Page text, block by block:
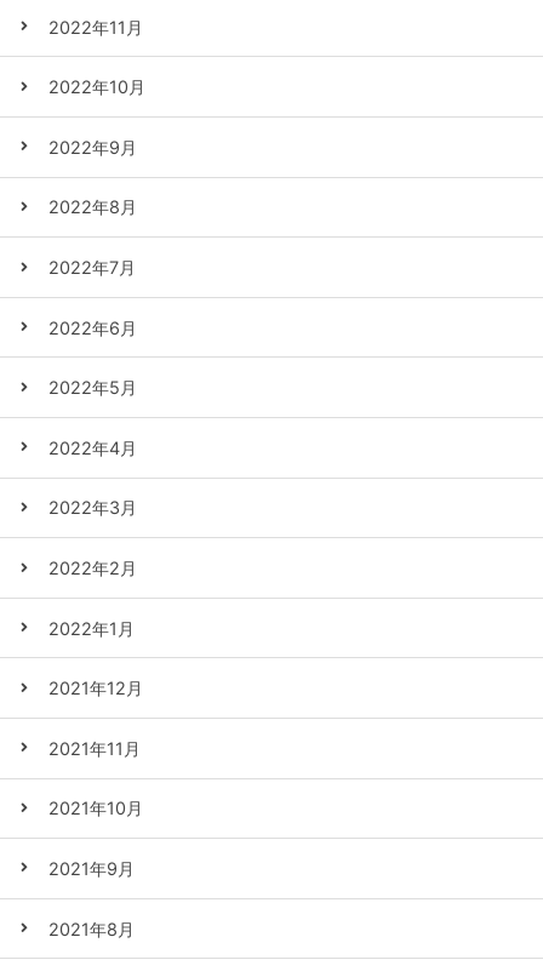
2022年11月
2022年10月
2022年9月
2022年8月
2022年7月
2022年6月
2022年5月
2022年4月
2022年3月
2022年2月
2022年1月
2021年12月
2021年11月
2021年10月
2021年9月
2021年8月